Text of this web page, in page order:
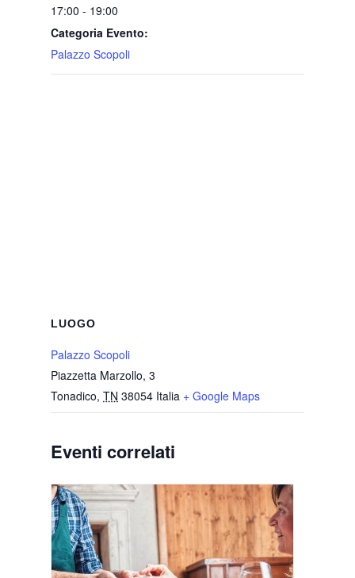
17:00 - 19:00
Categoria Evento:
Palazzo Scopoli
LUOGO
Palazzo Scopoli
Piazzetta Marzollo, 3
Tonadico, TN 38054 Italia + Google Maps
Eventi correlati